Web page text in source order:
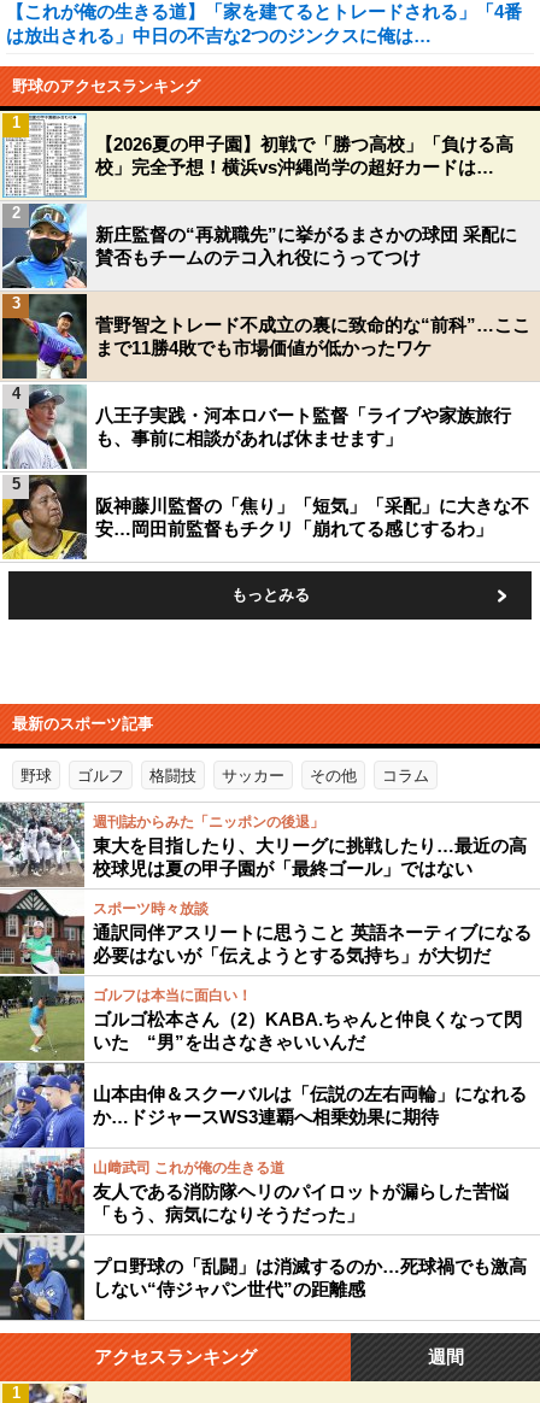
【これが俺の生きる道】「家を建てるとトレードされる」「4番
は放出される」中日の不吉な2つのジンクスに俺は…
野球のアクセスランキング
【2026夏の甲子園】初戦で「勝つ高校」「負ける高
校」完全予想！横浜vs沖縄尚学の超好カードは…
1
新庄監督の“再就職先”に挙がるまさかの球団 采配に
賛否もチームのテコ入れ役にうってつけ
2
菅野智之トレード不成立の裏に致命的な“前科”…ここ
まで11勝4敗でも市場価値が低かったワケ
3
八王子実践・河本ロバート監督「ライブや家族旅行
も、事前に相談があれば休ませます」
4
阪神藤川監督の「焦り」「短気」「采配」に大きな不
安…岡田前監督もチクリ「崩れてる感じするわ」
5
もっとみる
最新のスポーツ記事
野球 ゴルフ 格闘技 サッカー その他 コラム
週刊誌からみた「ニッポンの後退」
東大を目指したり、大リーグに挑戦したり…最近の高
校球児は夏の甲子園が「最終ゴール」ではない
スポーツ時々放談
通訳同伴アスリートに思うこと 英語ネーティブになる
必要はないが「伝えようとする気持ち」が大切だ
ゴルフは本当に面白い！
ゴルゴ松本さん（2）KABA.ちゃんと仲良くなって閃
いた “男”を出さなきゃいいんだ
山本由伸＆スクーバルは「伝説の左右両輪」になれる
か…ドジャースWS3連覇へ相乗効果に期待
山﨑武司 これが俺の生きる道
友人である消防隊ヘリのパイロットが漏らした苦悩
「もう、病気になりそうだった」
プロ野球の「乱闘」は消滅するのか…死球禍でも激高
しない“侍ジャパン世代”の距離感
アクセスランキング 週間
1